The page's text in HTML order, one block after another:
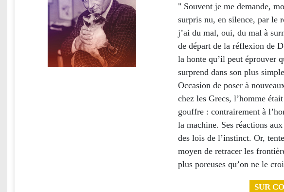
" Souvent je me demande,
surpris nu, en silence, par le
j’ai du mal, oui, du mal à
de départ de la réflexion de
la honte qu’il peut éprouver
surprend dans son plus
Occasion de poser à
chez les Grecs, l’homme
gouffre : contrairement à
la machine. Ses réactions
des lois de l’instinct. Or,
moyen de retracer les
plus poreuses qu’on ne le
SUR